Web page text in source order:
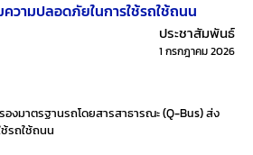
ความปลอดภัยในการใช้รถใช้ถนน
ประชาสัมพันธ์
1 กรกฎาคม 2026
รองมาตรฐานรถโดยสารสาธารณะ (Q-Bus) ส่ง
รถใช้ถนน